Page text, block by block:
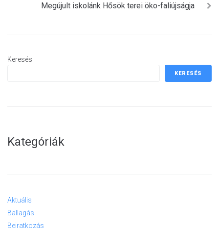
Megújult iskolánk Hősök terei öko-faliújságja
Keresés
KERESÉS
Kategóriák
Aktuális
Ballagás
Beiratkozás